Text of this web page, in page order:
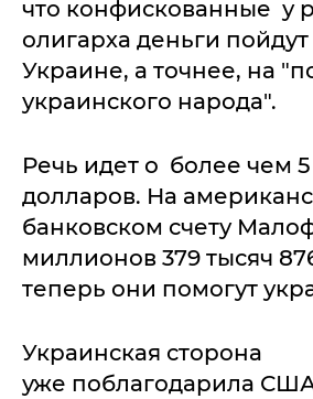
что конфискованные у
олигарха деньги
Украине, а точнее, на
украинского народа".
Речь идет о более чем
долларов. На
банковском счету
миллионов 379 тысяч
теперь они помогут
Украинская сторона
уже поблагодарила